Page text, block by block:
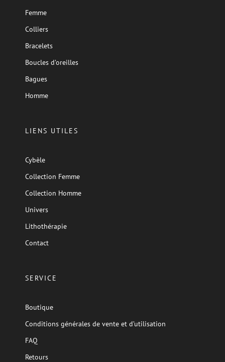
Femme
Colliers
Bracelets
Boucles d’oreilles
Bagues
Homme
LIENS UTILES
Cybèle
Collection Femme
Collection Homme
Univers
Lithothérapie
Contact
SERVICE
Boutique
Conditions générales de vente et d’utilisation
FAQ
Retours